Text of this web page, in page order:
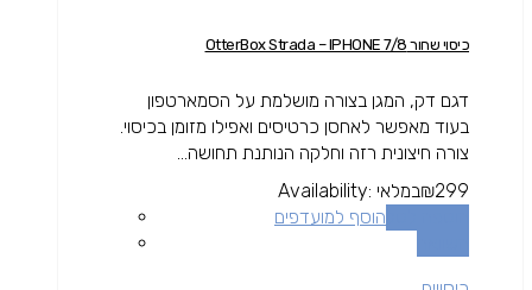
כיסוי שחור OtterBox Strada – IPHONE 7/8
דגם דק, המגן בצורה מושלמת על הסמארטפון
בעוד מאפשר לאחסן כרטיסים ואפילו מזומן בכיסוי.
צורה חיצונית רזה וחלקה הנותנת תחושה...
₪299
Availability: במלאי
הוסף למועדפים